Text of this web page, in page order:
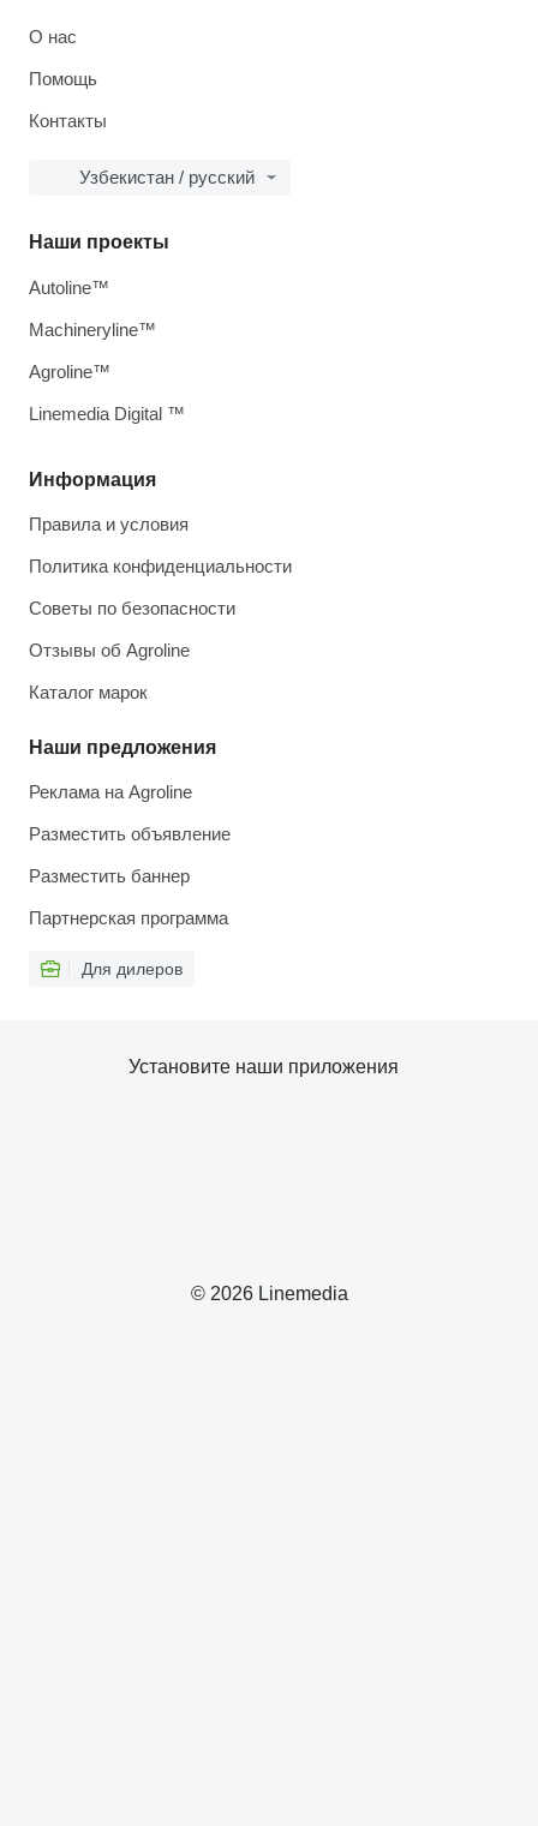
О нас
Помощь
Контакты
Узбекистан / русский
Информация
Правила и условия
Политика конфиденциальности
Советы по безопасности
Отзывы об Agroline
Каталог марок
Наши предложения
Реклама на Agroline
Разместить объявление
Разместить баннер
Партнерская программа
Для дилеров
Наши проекты
Autoline™
Machineryline™
Agroline™
Linemedia Digital ™
© 2026 Linemedia
Установите наши приложения